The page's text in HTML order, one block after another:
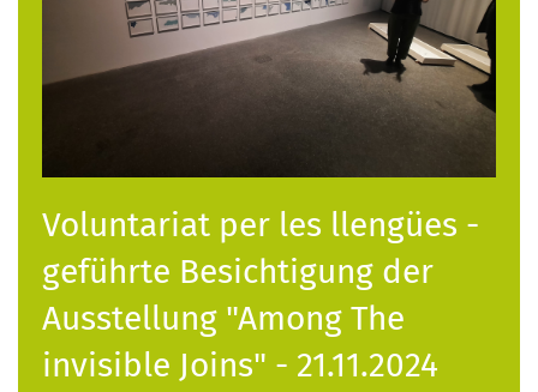
Voluntariat per les llengües -
geführte Besichtigung der
Ausstellung "Among The
invisible Joins" - 21.11.2024